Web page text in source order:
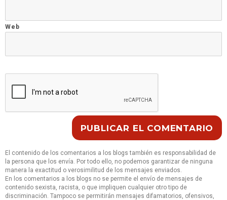
Web
El contenido de los comentarios a los blogs también es responsabilidad de
la persona que los envía. Por todo ello, no podemos garantizar de ninguna
manera la exactitud o verosimilitud de los mensajes enviados.
En los comentarios a los blogs no se permite el envío de mensajes de
contenido sexista, racista, o que impliquen cualquier otro tipo de
discriminación. Tampoco se permitirán mensajes difamatorios, ofensivos,